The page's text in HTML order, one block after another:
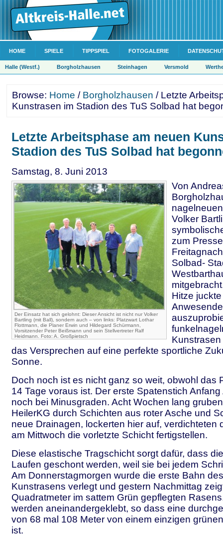
HOME SPIELE TIPPSPIEL FOTOGALERIE
Halle (Westf.) Borgholzhausen Steinhagen Versmold
Browse: Home / Borgholzhausen / Letzte
Kunstrasen im Stadion des TuS Solbad hat
Letzte Arbeitsphase am neuen
Stadion des TuS Solbad hat
Samstag, 8. Juni 2013
Der Einsatz hat sich gelohnt: Dieser Ansicht ist nicht nur Volker
Bartling (mit Ball), sondern auch – von links: Platzwart Lothar
Flottmann, die Planer Erwin und Hildegard Schürmann,
Vorsitzender Peter Beißmann und sein Stellvertreter Ralf
Heidmann. Foto: A. Großpietsch
Von
Volker
zum
Solbad-
Hitze
das Versprechen auf eine perfekte sportliche
Sonne.
Doch noch ist es nicht ganz so weit, obwohl das
14 Tage voraus ist. Der erste Spatenstich Anfang
noch bei Minusgraden. Acht Wochen lang
HeilerKG durch Schichten aus roter Asche und
neue Drainagen, lockerten hier auf, verdichteten
am Mittwoch die vorletzte Schicht fertigstellen.
Diese elastische Tragschicht sorgt dafür, dass
Laufen geschont werden, weil sie bei jedem
Am Donnerstagmorgen wurde die erste Bahn
Kunstrasens verlegt und gestern Nachmittag
Quadratmeter im sattem Grün gepflegten
werden aneinandergeklebt, so dass eine
von 68 mal 108 Meter von einem einzigen
ist.